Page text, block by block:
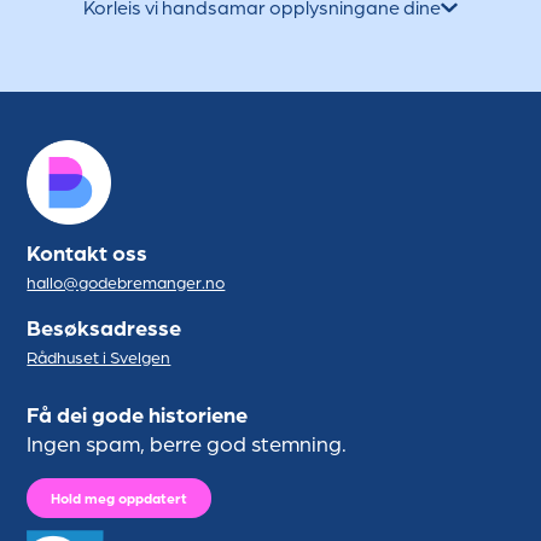
Korleis vi handsamar opplysningane dine
Kontakt oss
hallo@godebremanger.no
Besøksadresse
Rådhuset i Svelgen
Få dei gode historiene
Ingen spam, berre god stemning.
Hold meg oppdatert